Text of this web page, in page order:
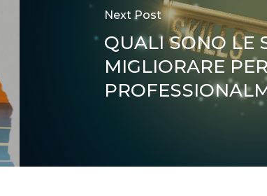
Next Post
QUALI SONO LE
MIGLIORARE